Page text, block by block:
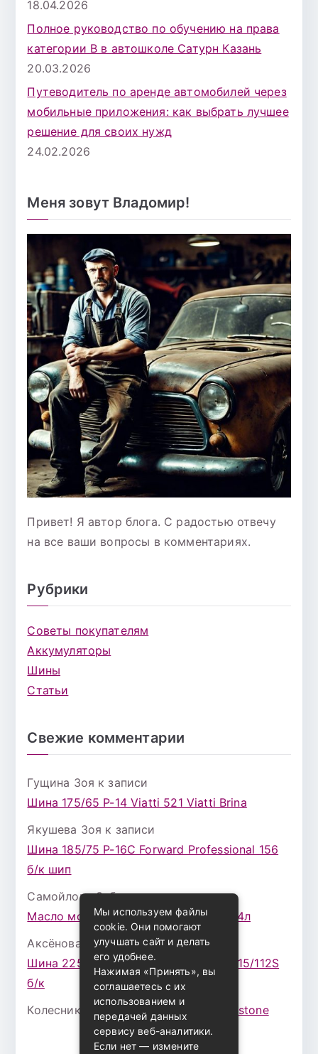
18.04.2026
Полное руководство по обучению на права
категории B в автошколе Сатурн Казань
20.03.2026
Путеводитель по аренде автомобилей через
мобильные приложения: как выбрать лучшее
решение для своих нужд
24.02.2026
Меня зовут Владомир!
Привет! Я автор блога. С радостью отвечу
на все ваши вопросы в комментариях.
Рубрики
Советы покупателям
Аккумуляторы
Шины
Статьи
Свежие комментарии
Гущина Зоя к записи
Шина 175/65 Р-14 Viatti 521 Viatti Brina
Якушева Зоя к записи
Шина 185/75 Р-16С Forward Professional 156
б/к шип
Самойлова Забавак записи
Масло моторное ZIC X7 (A+) 10W30 4л
Аксёнова Адельк записи
Шина 225/75 Р-16 Nokian Rotiva HT 115/112S
б/к
Колесникова Аурикак записи Bridgestone
Мы используем файлы
cookie. Они помогают
улучшать сайт и делать
его удобнее.
Нажимая «Принять», вы
соглашаетесь с их
использованием и
передачей данных
сервису веб-аналитики.
Если нет — измените